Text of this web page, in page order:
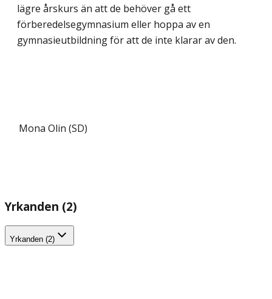
lägre årskurs än att de behöver gå ett
förberedelsegymnasium eller hoppa av en
gymnasieut­bildning för att de inte klarar av den.
Mona Olin (SD)
Yrkanden (2)
Yrkanden (2)